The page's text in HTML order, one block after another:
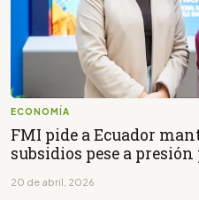
ECONOMÍA
FMI pide a Ecuador
subsidios pese a
20 de abril, 2026